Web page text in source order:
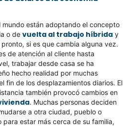
mundo están adoptando el concepto
o de vuelta al trabajo híbrida y
si es que cambia alguna vez.
de atención al cliente hasta
trabajar desde casa se ha
hecho realidad por muchas
fin de los desplazamientos diarios. El
también provocó cambios en
. Muchas personas deciden
a otra ciudad, pueblo o
para estar más cerca de su familia,